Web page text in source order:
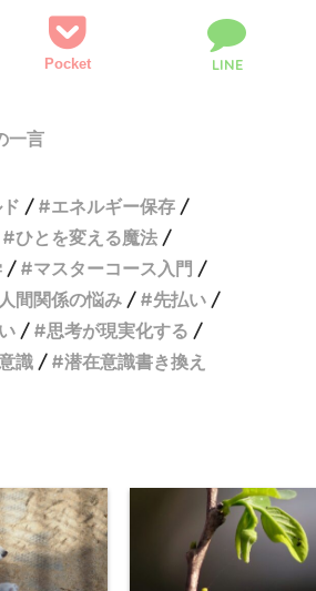
Pocket LINE
一言
エネルギー保存
ひとを変える魔法
マスターコース入門
人間関係の悩み
先払い
思考が現実化する
識 潜在意識書き換え